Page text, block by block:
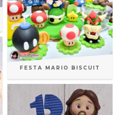
FESTA MARIO BISCUIT